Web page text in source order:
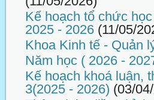
Kế hoạch tổ chức
2025 - 2026 (11/05/
Khoa Kinh tế - Quản
Năm học ( 2026 -
Kế hoạch khoá luận,
3(2025 - 2026) (03/